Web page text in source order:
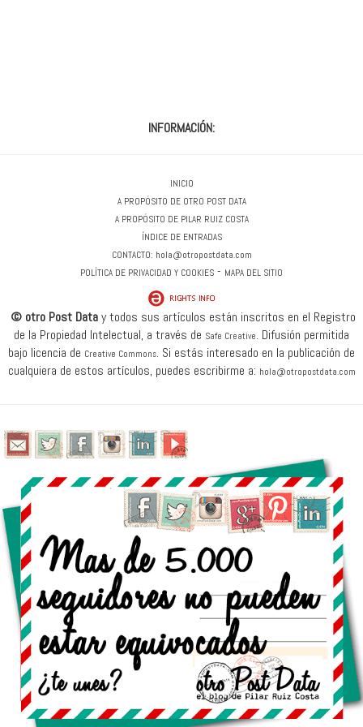
INFORMACIÓN:
INICIO
A PROPÓSITO DE OTRO POST DATA
A PROPÓSITO DE PILAR RUIZ COSTA
ÍNDICE DE ENTRADAS
CONTACTO: hola@otropostdata.com
POLÍTICA DE PRIVACIDAD Y COOKIES - MAPA DEL SITIO
© otro Post Datay todos sus artículos están inscritos en el Registro
de la Propiedad Intelectual, a través de Safe Creative. Difusión permitida
bajo licencia de Creative Commons. Si estás interesado en la publicación de
cualquiera de estos artículos, puedes escribirme a: hola@otropostdata.com